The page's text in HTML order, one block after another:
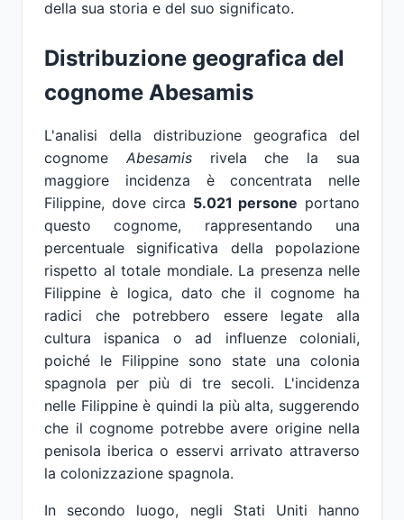
della sua storia e del suo significato.
Distribuzione geografica del
cognome Abesamis
L'analisi della distribuzione geografica del
cognome Abesamisrivela che la sua
maggiore incidenza è concentrata nelle
Filippine, dove circa 5.021 persone portano
questo cognome, rappresentando una
percentuale significativa della popolazione
rispetto al totale mondiale. La presenza nelle
Filippine è logica, dato che il cognome ha
radici che potrebbero essere legate alla
cultura ispanica o ad influenze coloniali,
poiché le Filippine sono state una colonia
spagnola per più di tre secoli. L'incidenza
nelle Filippine è quindi la più alta, suggerendo
che il cognome potrebbe avere origine nella
penisola iberica o esservi arrivato attraverso
la colonizzazione spagnola.
In secondo luogo, negli Stati Uniti hanno